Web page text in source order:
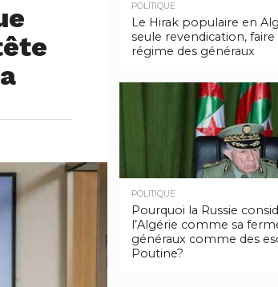
POLITIQUE
Le Hirak populaire en
seule revendication,
régime des généraux
POLITIQUE
Pourquoi la Russie
l’Algérie comme sa
généraux comme des
Poutine?